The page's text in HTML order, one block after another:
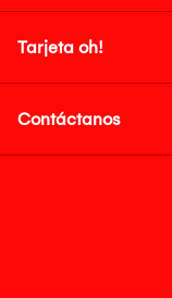
Tarjeta oh!
Contáctanos